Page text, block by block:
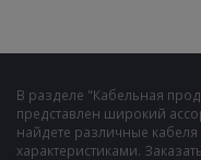
В разделе "Кабельная
представлен широкий
найдете различные
характеристиками.